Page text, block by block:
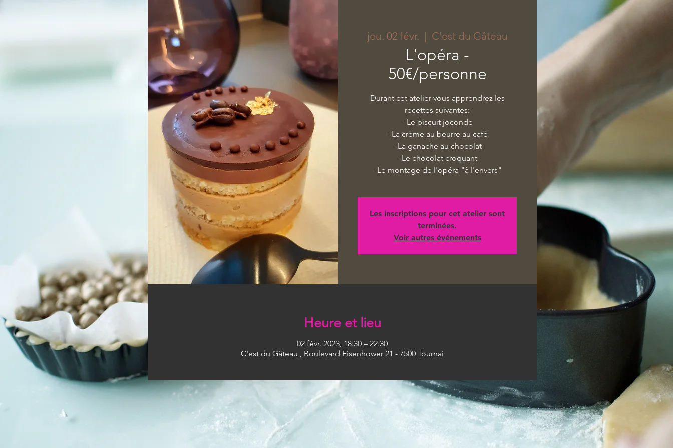
jeu. 02 févr.
  |
C'est du Gâteau
L'opéra -
50€/personne
Durant cet atelier vous apprendrez les
recettes suivantes:
​- Le biscuit joconde
- La crème au beurre au café
- La ganache au chocolat
- Le chocolat croquant
- Le montage de l'opéra "à l'envers"
Les inscriptions pour cet atelier sont
terminées.
Voir autres événements
Heure et lieu
02 févr. 2023, 18:30 – 22:30
C'est du Gâteau , Boulevard Eisenhower 21 - 7500 Tournai